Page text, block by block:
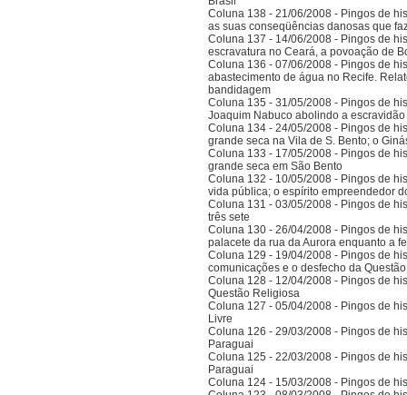
Coluna 138 - 21/06/2008 - Pingos de
as suas conseqüências danosas que
Coluna 137 - 14/06/2008 - Pingos de
escravatura no Ceará, a povoação de
Coluna 136 - 07/06/2008 - Pingos de
abastecimento de água no Recife.
bandidagem
Coluna 135 - 31/05/2008 - Pingos de
Joaquim Nabuco abolindo a
Coluna 134 - 24/05/2008 - Pingos de
grande seca na Vila de S. Bento; o
Coluna 133 - 17/05/2008 - Pingos de
grande seca em São Bento
Coluna 132 - 10/05/2008 - Pingos de
vida pública; o espírito empreendedor
Coluna 131 - 03/05/2008 - Pingos de
três sete
Coluna 130 - 26/04/2008 - Pingos de
palacete da rua da Aurora enquanto a
Coluna 129 - 19/04/2008 - Pingos de
comunicações e o desfecho da
Coluna 128 - 12/04/2008 - Pingos de
Questão Religiosa
Coluna 127 - 05/04/2008 - Pingos de
Livre
Coluna 126 - 29/03/2008 - Pingos de
Paraguai
Coluna 125 - 22/03/2008 - Pingos de
Paraguai
Coluna 124 - 15/03/2008 - Pingos de